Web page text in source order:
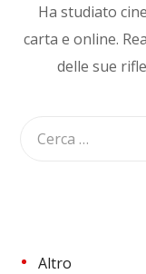
Ha studiato
carta e online.
delle sue
Altro